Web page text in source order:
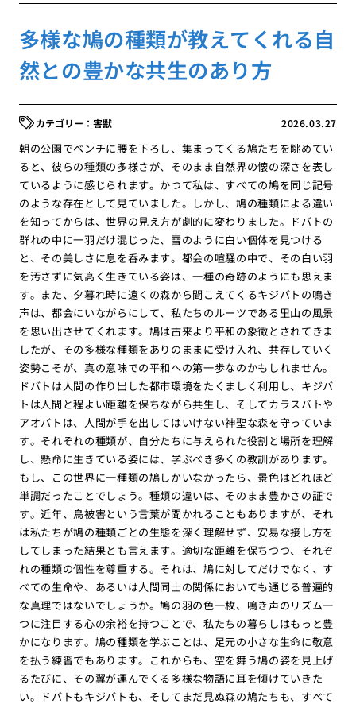
多様な鳩の種類が教えてくれる自
然との豊かな共生のあり方
2026.03.27
害獣
朝の公園でベンチに腰を下ろし、集まってくる鳩たちを眺めてい
ると、彼らの種類の多様さが、そのまま自然界の懐の深さを表し
ているように感じられます。かつて私は、すべての鳩を同じ記号
のような存在として見ていました。しかし、鳩の種類による違い
を知ってからは、世界の見え方が劇的に変わりました。ドバトの
群れの中に一羽だけ混じった、雪のように白い個体を見つける
と、その美しさに息を呑みます。都会の喧騒の中で、その白い羽
を汚さずに気高く生きている姿は、一種の奇跡のようにも思えま
す。また、夕暮れ時に遠くの森から聞こえてくるキジバトの鳴き
声は、都会にいながらにして、私たちのルーツである里山の風景
を思い出させてくれます。鳩は古来より平和の象徴とされてきま
したが、その多様な種類をありのままに受け入れ、共存していく
姿勢こそが、真の意味での平和への第一歩なのかもしれません。
ドバトは人間の作り出した都市環境をたくましく利用し、キジバ
トは人間と程よい距離を保ちながら共生し、そしてカラスバトや
アオバトは、人間が手を出してはいけない神聖な森を守っていま
す。それぞれの種類が、自分たちに与えられた役割と場所を理解
し、懸命に生きている姿には、学ぶべき多くの教訓があります。
もし、この世界に一種類の鳩しかいなかったら、景色はどれほど
単調だったことでしょう。種類の違いは、そのまま豊かさの証で
す。近年、鳥被害という言葉が聞かれることもありますが、それ
は私たちが鳩の種類ごとの生態を深く理解せず、安易な接し方を
してしまった結果とも言えます。適切な距離を保ちつつ、それぞ
れの種類の個性を尊重する。それは、鳩に対してだけでなく、す
べての生命や、あるいは人間同士の関係においても通じる普遍的
な真理ではないでしょうか。鳩の羽の色一枚、鳴き声のリズム一
つに注目する心の余裕を持つことで、私たちの暮らしはもっと豊
かになります。鳩の種類を学ぶことは、足元の小さな生命に敬意
を払う練習でもあります。これからも、空を舞う鳩の姿を見上げ
るたびに、その翼が運んでくる多様な物語に耳を傾けていきた
い。ドバトもキジバトも、そしてまだ見ぬ森の鳩たちも、すべて